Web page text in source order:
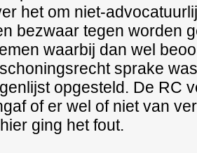
het om niet-
bezwaar tegen worden
waarbij dan wel
sprake
opgesteld. De RC
of er wel of niet van
ging het fout.